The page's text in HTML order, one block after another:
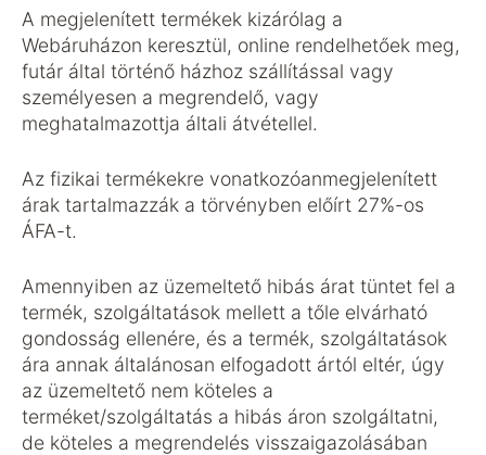
A megjelenített termékek kizárólag a
Webáruházon keresztül, online rendelhetőek meg,
futár által történő házhoz szállítással vagy
személyesen a megrendelő, vagy
meghatalmazottja általi átvétellel.
Az fizikai termékekre vonatkozóanmegjelenített
árak tartalmazzák a törvényben előírt 27%-os
ÁFA-t.
Amennyiben az üzemeltető hibás árat tüntet fel a
termék, szolgáltatások mellett a tőle elvárható
gondosság ellenére, és a termék, szolgáltatások
ára annak általánosan elfogadott ártól eltér, úgy
az üzemeltető nem köteles a
terméket/szolgáltatás a hibás áron szolgáltatni,
de köteles a megrendelés visszaigazolásában